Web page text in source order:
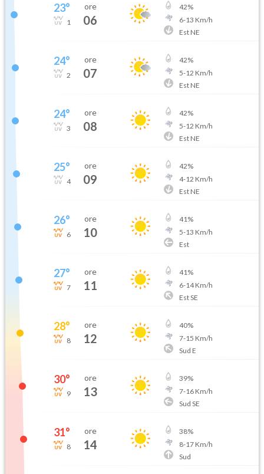
23°
1
ore
06
42%
6-13 Km/h
Est NE
24°
2
ore
07
42%
5-12 Km/h
Est NE
24°
3
ore
08
42%
5-12 Km/h
Est NE
25°
4
ore
09
42%
4-12 Km/h
Est NE
26°
6
ore
10
41%
5-13 Km/h
Est
27°
7
ore
11
41%
6-14Km/h
Est SE
28°
8
ore
12
40%
7-15 Km/h
Sud E
30°
9
ore
13
39%
7-16Km/h
Sud SE
31°
8
ore
14
38%
8-17Km/h
Sud